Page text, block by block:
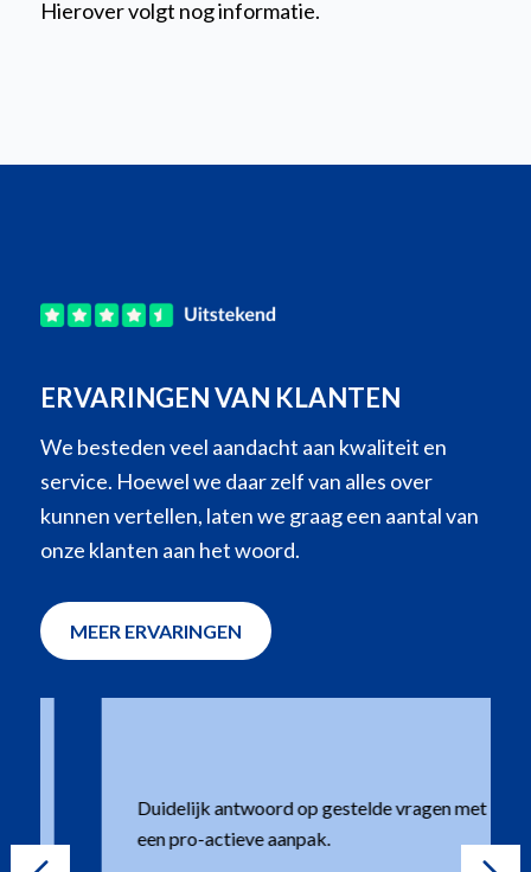
Hierover volgt nog informatie.
ERVARINGEN VAN KLANTEN
We besteden veel aandacht aan kwaliteit en
service. Hoewel we daar zelf van alles over
kunnen vertellen, laten we graag een aantal van
onze klanten aan het woord.
MEER ERVARINGEN
Duidelijk antwoord op gestelde vragen met
een pro-actieve aanpak.